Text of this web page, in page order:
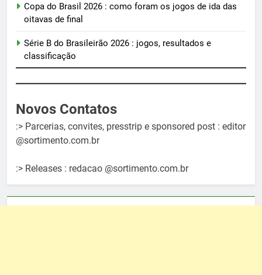
Copa do Brasil 2026 : como foram os jogos de ida das
oitavas de final
Série B do Brasileirão 2026 : jogos, resultados e
classificação
Novos Contatos
:> Parcerias, convites, presstrip e sponsored post : editor
@sortimento.com.br
:> Releases : redacao @sortimento.com.br